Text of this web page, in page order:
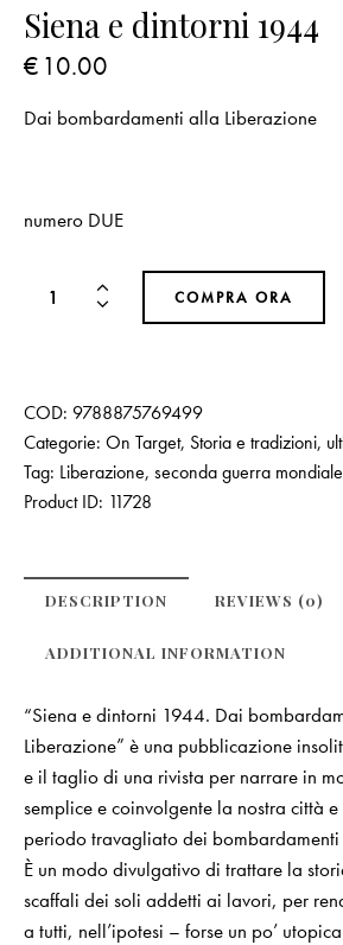
Siena e dintorni 1944
€ 10.00
Dai bombardamenti alla Liberazione
numero DUE
COMPRA ORA
COD: 9788875769499
Categorie: On Target, Storia e tradizioni,
Tag: Liberazione, seconda guerra mondiale
Product ID: 11728
DESCRIPTION REVIEWS (0)
ADDITIONAL INFORMATION
“Siena e dintorni 1944. Dai
Liberazione” è una pubblicazione
e il taglio di una rivista per narrare in
semplice e coinvolgente la nostra città
periodo travagliato dei
È un modo divulgativo di trattare la
scaffali dei soli addetti ai lavori, per
a tutti, nell’ipotesi – forse un po’